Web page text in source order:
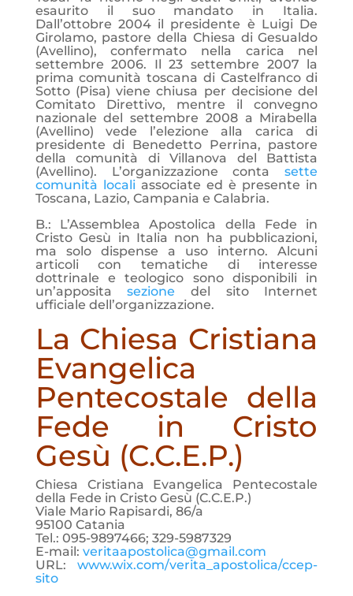
esaurito il suo mandato in Italia.
Dall’ottobre 2004 il presidente è Luigi De
Girolamo, pastore della Chiesa di Gesualdo
(Avellino), confermato nella carica nel
settembre 2006. Il 23 settembre 2007 la
prima comunità toscana di Castelfranco di
Sotto (Pisa) viene chiusa per decisione del
Comitato Direttivo, mentre il convegno
nazionale del settembre 2008 a Mirabella
(Avellino) vede l’elezione alla carica di
presidente di Benedetto Perrina, pastore
della comunità di Villanova del Battista
(Avellino). L’organizzazione contasette
comunità localiassociate ed è presente in
Toscana, Lazio, Campania e Calabria.
B.: L’Assemblea Apostolica della Fede in
Cristo Gesù in Italia non ha pubblicazioni,
ma solo dispense a uso interno. Alcuni
articoli con tematiche di interesse
dottrinale e teologico sono disponibili in
un’appositasezione del sito Internet
ufficiale dell’organizzazione.
La Chiesa Cristiana
Evangelica
Pentecostale della
Fede in Cristo
Gesù (C.C.E.P.)
Chiesa Cristiana Evangelica Pentecostale
della Fede in Cristo Gesù (C.C.E.P.)
Viale Mario Rapisardi, 86/a
95100 Catania
Tel.: 095-9897466; 329-5987329
E-mail: veritaapostolica@gmail.com
URL:www.wix.com/verita_apostolica/ccep-
sito